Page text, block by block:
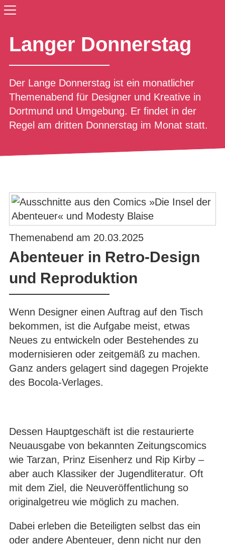
Langer Donnerstag
Der Lange Donnerstag ist ein monatlicher
Themenabend für Designer und Kreative in
Dortmund und Umgebung. Er findet in der
Regel am dritten Donnerstag im Monat statt.
Themenabend am 20.03.2025
Abenteuer in Retro-Design
und Reproduktion
Wenn Designer einen Auftrag auf den Tisch
bekommen, ist die Aufgabe meist, etwas
Neues zu entwickeln oder Bestehendes zu
modernisieren oder zeitgemäß zu machen.
Ganz anders gelagert sind dagegen Projekte
des Bocola-Verlages.
Dessen Hauptgeschäft ist die restaurierte
Neuausgabe von bekannten Zeitungscomics
wie Tarzan, Prinz Eisenherz und Rip Kirby –
aber auch Klassiker der Jugendliteratur. Oft
mit dem Ziel, die Neuveröffentlichung so
originalgetreu wie möglich zu machen.
Dabei erleben die Beteiligten selbst das ein
oder andere Abenteuer, denn nicht nur den